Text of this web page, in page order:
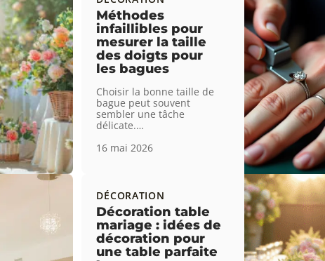
Méthodes
infaillibles pour
mesurer la taille
des doigts pour
les bagues
Choisir la bonne taille de
bague peut souvent
sembler une tâche
délicate.…
16 mai 2026
DÉCORATION
Décoration table
mariage : idées de
décoration pour
une table parfaite